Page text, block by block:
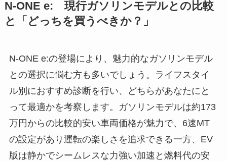
N-ONE e: 現行ガソリンモデルとの比較
と「どっちを買うべきか？」
N-ONE e:の登場により、魅力的なガソリンモデル
との選択に悩む方も多いでしょう。ライフスタイ
ル別におすすめ診断を行い、どちらがあなたにと
って最適かを考察します。ガソリンモデルは約173
万円からの比較的安い車両価格が魅力で、6速MT
の設定があり運転の楽しさを追求できる一方、EV
版は静かでシームレスな力強い加速と燃料代の安